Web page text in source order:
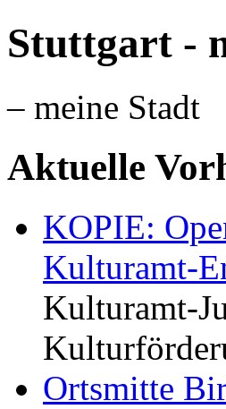
Stuttgart -
– meine Stadt
Aktuelle
KOPIE:
Kulturamt-
Kulturamt-
Ortsmitte